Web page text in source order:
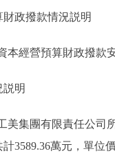
政撥款情況説明
經營預算財政撥款
明
集團有限責任公司所
計3589.36萬元，單